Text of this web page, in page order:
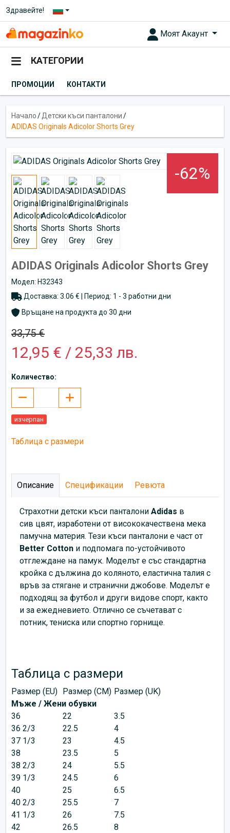
Здравейте!
Моят Акаунт
КАТЕГОРИИ
ПРОМОЦИИ КОНТАКТИ
Начало/Детски къси панталони/
ADIDAS Originals Adicolor Shorts Grey
-62%
ADIDAS Originals Adicolor Shorts Grey
Модел: H32343
Доставка: 3.06 € | Период: 1 - 3 работни дни
Връщане на продукта до 30 дни
33,75 €
12,95 € / 25,33 лв.
Количество:
изчерпан
Таблица с размери
Описание Спецификации Ревюта
Страхотни детски къси панталони Adidas в
сив цвят, изработени от висококачествена мека
памучна материя. Тези къси панталони е част от
Better Cotton и подпомага по-устойчивото
отглеждане на памук. Моделът е със стандартна
кройка с дължина до коляното, еластична талия с
връв за стягане и странични джобове. Моделът е
подходящ за футбол и други видове спорт, както
и за ежедневието. Отлично се съчетават с
потник, тениска или спортно горнище.
Таблица с размери
Размер (EU) Размер (CM) Размер (UK)
Мъже / Жени обувки
36
22
3.5
36 2/3
22.5
4
37 1/3
23
4.5
38
23.5
5
38 2/3
24
5.5
39 1/3
24.5
6
40
25
6.5
40 2/3
25.5
7
41 1/3
26
7.5
42
26.5
8